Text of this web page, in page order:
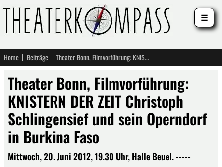
Home Beiträge Theater Bonn, Filmvorführung: KNISTERN DER ZEIT Christoph Schlingensief und sein Operndorf in Burkina Faso
Theater Bonn, Filmvorführung:
KNISTERN DER ZEIT Christoph
Schlingensief und sein Operndorf
in Burkina Faso
Mittwoch, 20. Juni 2012, 19.30 Uhr, Halle Beuel. -----
☰